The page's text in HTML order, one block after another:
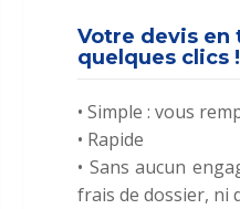
Votre devis en
quelques clics !
• Simple : vous
• Rapide
• Sans aucun
frais de dossier, ni